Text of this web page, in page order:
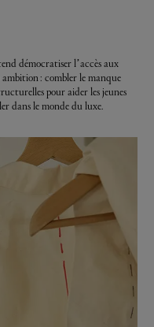
démocratiser l’accès aux
ambition : combler le manque
pour aider les jeunes
dans le monde du luxe.